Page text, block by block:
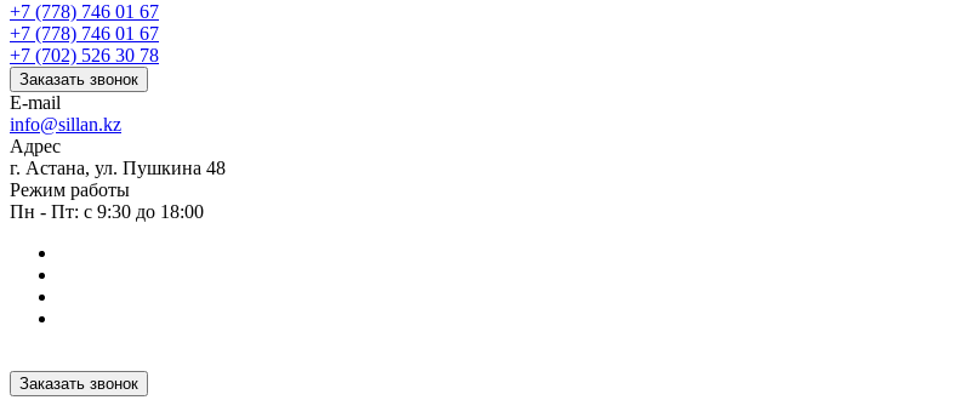
+7 (778) 746 01 67
+7 (778) 746 01 67
+7 (702) 526 30 78
Заказать звонок
E-mail
info@sillan.kz
Адрес
г. Астана, ул. Пушкина 48
Режим работы
Пн - Пт: с 9:30 до 18:00
Заказать звонок